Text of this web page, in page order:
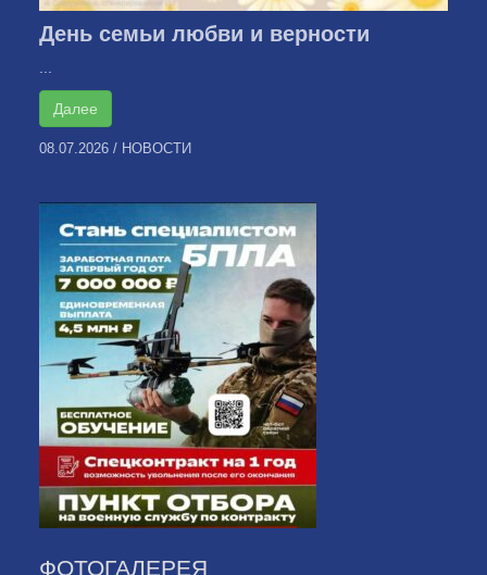
День семьи любви и верности
Далее
08.07.2026 / НОВОСТИ
ФОТОГАЛЕРЕЯ